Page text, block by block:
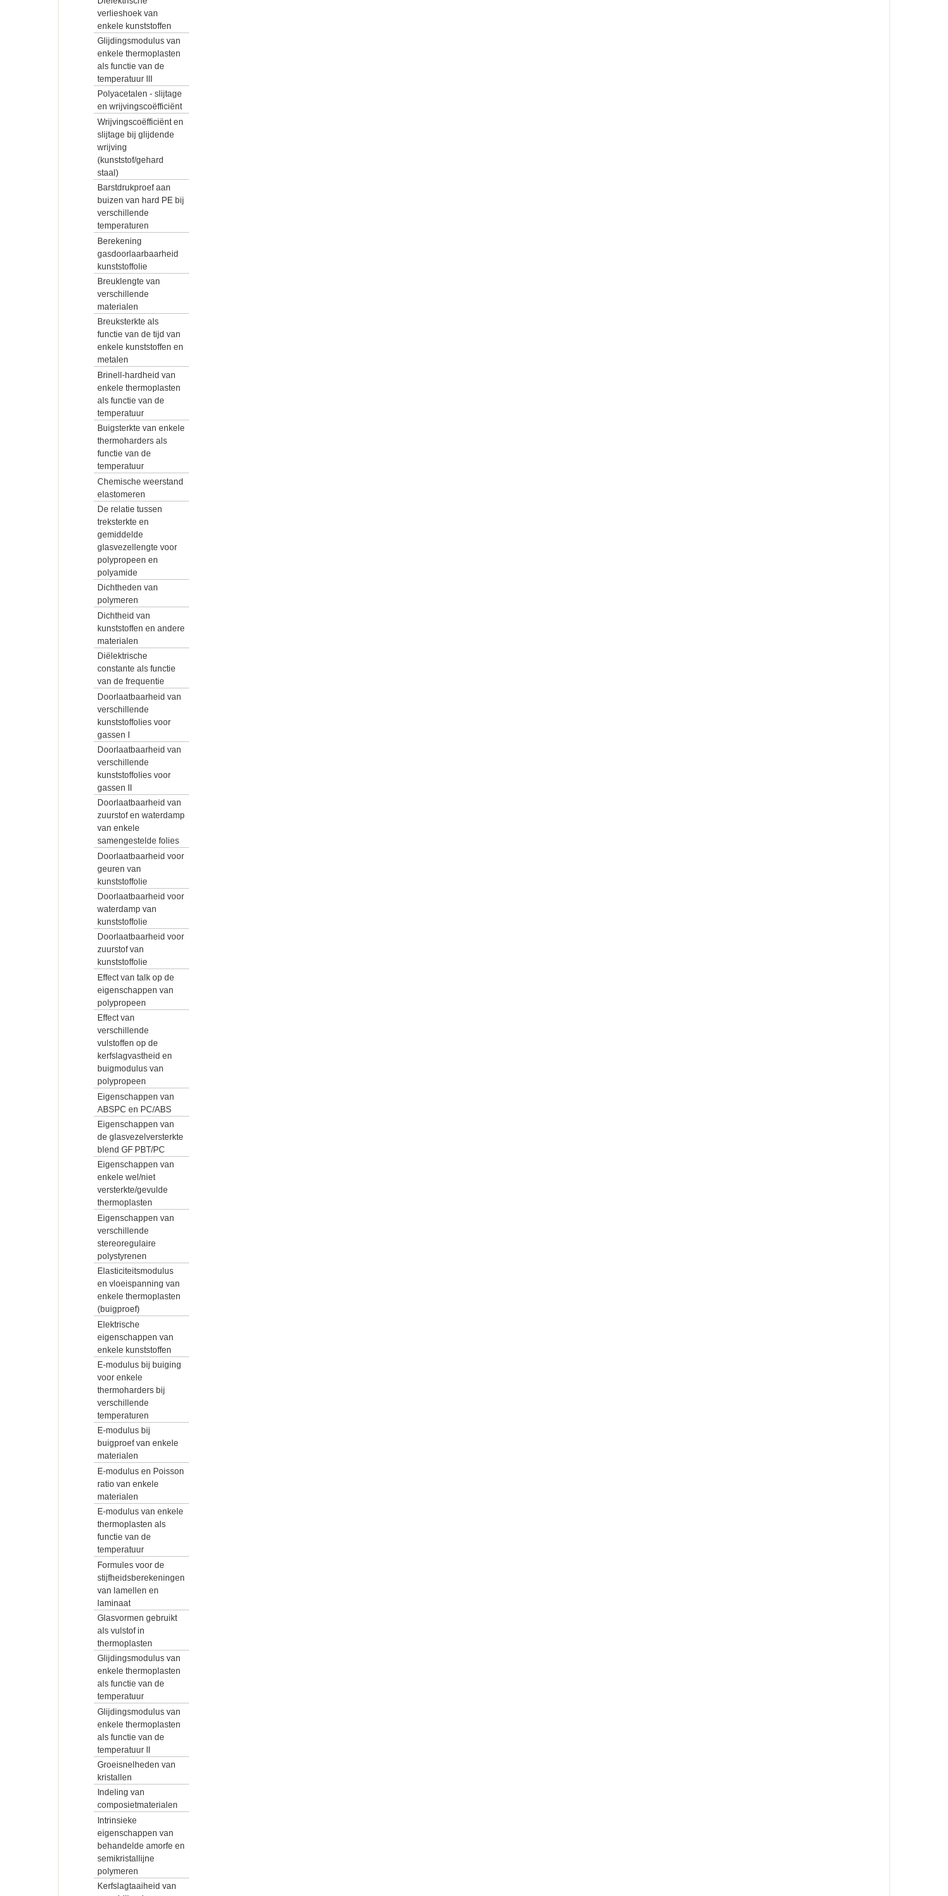
verlieshoek van
enkele kunststoffen
Glijdingsmodulus van
enkele thermoplasten
als functie van de
temperatuur III
Polyacetalen - slijtage
en wrijvingscoëfficiënt
Wrijvingscoëfficiënt en
slijtage bij glijdende
wrijving
(kunststof/gehard
staal)
Barstdrukproef aan
buizen van hard PE bij
verschillende
temperaturen
Berekening
gasdoorlaarbaarheid
kunststoffolie
Breuklengte van
verschillende
materialen
Breuksterkte als
functie van de tijd van
enkele kunststoffen en
metalen
Brinell-hardheid van
enkele thermoplasten
als functie van de
temperatuur
Buigsterkte van enkele
thermoharders als
functie van de
temperatuur
Chemische weerstand
elastomeren
De relatie tussen
treksterkte en
gemiddelde
glasvezellengte voor
polypropeen en
polyamide
Dichtheden van
polymeren
Dichtheid van
kunststoffen en andere
materialen
Diëlektrische
constante als functie
van de frequentie
Doorlaatbaarheid van
verschillende
kunststoffolies voor
gassen I
Doorlaatbaarheid van
verschillende
kunststoffolies voor
gassen II
Doorlaatbaarheid van
zuurstof en waterdamp
van enkele
samengestelde folies
Doorlaatbaarheid voor
geuren van
kunststoffolie
Doorlaatbaarheid voor
waterdamp van
kunststoffolie
Doorlaatbaarheid voor
zuurstof van
kunststoffolie
Effect van talk op de
eigenschappen van
polypropeen
Effect van
verschillende
vulstoffen op de
kerfslagvastheid en
buigmodulus van
polypropeen
Eigenschappen van
ABSPC en PC/ABS
Eigenschappen van
de glasvezelversterkte
blend GF PBT/PC
Eigenschappen van
enkele wel/niet
versterkte/gevulde
thermoplasten
Eigenschappen van
verschillende
stereoregulaire
polystyrenen
Elasticiteitsmodulus
en vloeispanning van
enkele thermoplasten
(buigproef)
Elektrische
eigenschappen van
enkele kunststoffen
E-modulus bij buiging
voor enkele
thermoharders bij
verschillende
temperaturen
E-modulus bij
buigproef van enkele
materialen
E-modulus en Poisson
ratio van enkele
materialen
E-modulus van enkele
thermoplasten als
functie van de
temperatuur
Formules voor de
stijfheidsberekeningen
van lamellen en
laminaat
Glasvormen gebruikt
als vulstof in
thermoplasten
Glijdingsmodulus van
enkele thermoplasten
als functie van de
temperatuur
Glijdingsmodulus van
enkele thermoplasten
als functie van de
temperatuur II
Groeisnelheden van
kristallen
Indeling van
composietmaterialen
Intrinsieke
eigenschappen van
behandelde amorfe en
semikristallijne
polymeren
Kerfslagtaaiheid van